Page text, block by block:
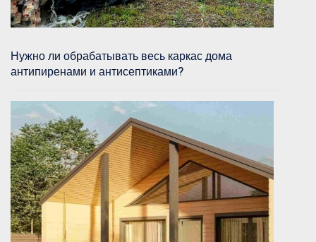
Нужно ли обрабатывать весь каркас дома
антипиренами и антисептиками?